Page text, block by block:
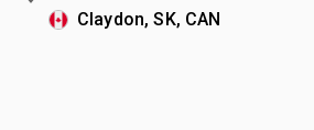
Claydon, SK, CAN